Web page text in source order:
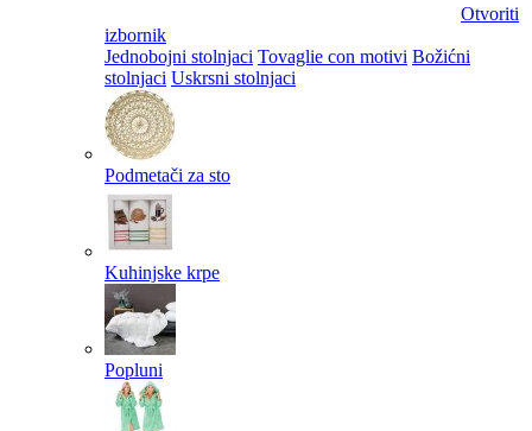
Otvoriti
izbornik
Jednobojni stolnjaci Tovaglie con motivi Božićni
stolnjaci Uskrsni stolnjaci
Podmetači za sto
Kuhinjske krpe
Popluni